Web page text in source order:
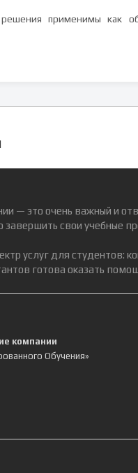
применимы как
— это очень важный и
свои учебные
услуг для студентов:
готова оказать
компании
Обучения»